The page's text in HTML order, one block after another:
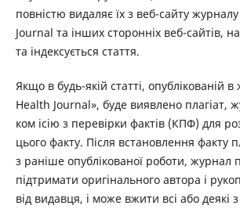
повністю видаляє їх з веб-сайту
Journal та інших сторонніх веб-сайтів,
та індексується стаття.
Якщо в будь-якій статті, опублікованій
Health Journal», буде виявлено плагіат,
ком ісію з перевірки фактів (КПФ) для
цього факту. Після встановлення факту
з раніше опублікованої роботи, журнал
підтримати оригінального автора і
від видавця, і може вжити всі або деякі